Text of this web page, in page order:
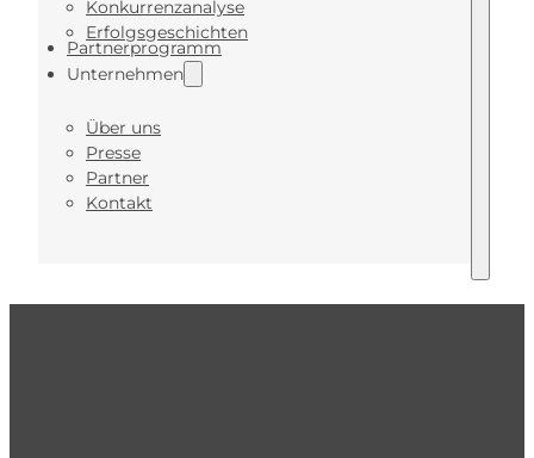
Konkurrenzanalyse
Erfolgsgeschichten
Partnerprogramm
Unternehmen
Über uns
Presse
Partner
Kontakt